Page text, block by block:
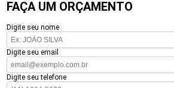
FAÇA UM ORÇAMENTO
Digite seu nome
Digite seu email
Digite seu telefone